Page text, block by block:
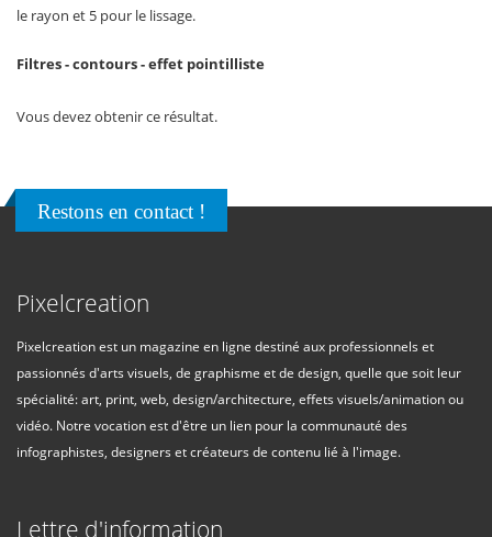
le rayon et 5 pour le lissage.
Filtres - contours - effet pointilliste
Vous devez obtenir ce résultat.
Restons en contact !
Pixelcreation
Pixelcreation est un magazine en ligne destiné aux professionnels et
passionnés d'arts visuels, de graphisme et de design, quelle que soit leur
spécialité: art, print, web, design/architecture, effets visuels/animation ou
vidéo. Notre vocation est d'être un lien pour la communauté des
infographistes, designers et créateurs de contenu lié à l'image.
Lettre d'information